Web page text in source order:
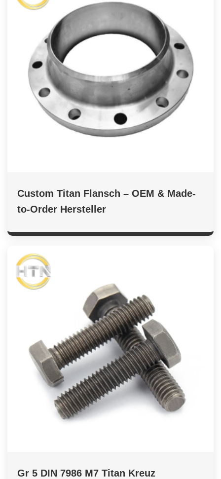
Custom Titan Flansch – OEM & Made-
to-Order Hersteller
Gr 5 DIN 7986 M7 Titan Kreuz